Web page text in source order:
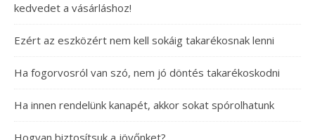
kedvedet a vásárláshoz!
Ezért az eszközért nem kell sokáig takarékosnak lenni
Ha fogorvosról van szó, nem jó döntés takarékoskodni
Ha innen rendelünk kanapét, akkor sokat spórolhatunk
Hogyan biztosítsuk a jövőnket?